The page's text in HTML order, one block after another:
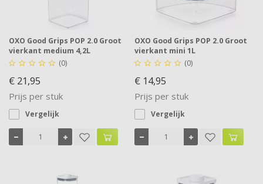
OXO Good Grips POP 2.0 Groot
vierkant medium 4,2L
     (0)
€ 21,95
Prijs per stuk
Vergelijk
OXO Good Grips POP 2.0 Groot
vierkant mini 1L
     (0)
€ 14,95
Prijs per stuk
Vergelijk